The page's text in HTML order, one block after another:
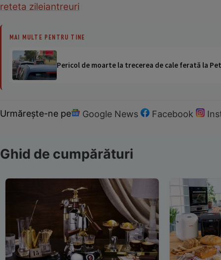
reteta zileiantreuri
MAI MULTE PENTRU TINE
Pericol de moarte la trecerea de cale ferată la
Urmărește-ne pe Google News Facebook
Ghid de cumpărături